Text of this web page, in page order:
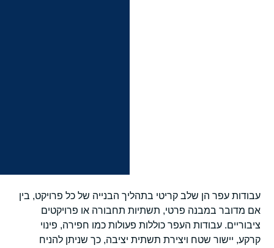
עבודות עפר הן שלב קריטי בתהליך הבנייה של כל פרויקט, בין
אם מדובר במבנה פרטי, תשתיות תחבורה או פרויקטים
ציבוריים. עבודות העפר כוללות פעולות כמו חפירה, פינוי
קרקע, יישור שטח ויצירת תשתית יציבה, כך שניתן להניח